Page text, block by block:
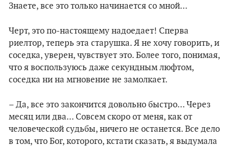
Знаете, все это только начинается со мной...
Черт, это по-настоящему надоедает! Сперва
риелтор, теперь эта старушка. Я не хочу говорить, и
соседка, уверен, чувствует это. Более того, понимая,
что я воспользуюсь даже секундным люфтом,
соседка ни на мгновение не замолкает.
– Да, все это закончится довольно быстро... Через
месяц или два... Совсем скоро от меня, как от
человеческой судьбы, ничего не останется. Все дело
в том, что Бог, которого, кстати сказать, я выдумала